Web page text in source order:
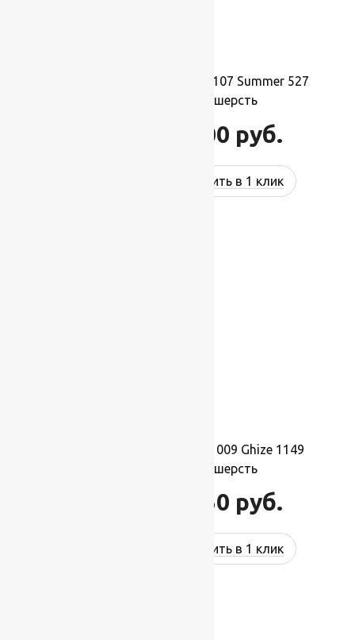
Ковер шерстяной Прямой 107 Summer 527
2,00×2,50 м, 100% шерсть
55 000 руб.
Купить в 1 клик
Ковер шерстяной Прямой 009 Ghize 1149
1,50×2,10 м, 100% шерсть
34 650 руб.
Купить в 1 клик